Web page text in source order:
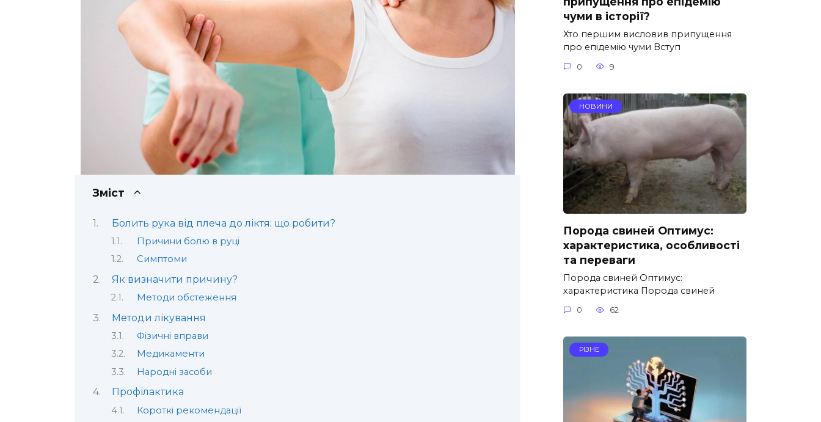
Зміст
Болить рука від плеча до ліктя: що робити?
Причини болю в руці
Симптоми
Як визначити причину?
Методи обстеження
Методи лікування
Фізичні вправи
Медикаменти
Народні засоби
Профілактика
Короткі рекомендації
чуми в історії?
Хто першим висловив припущення
про епідемію чуми Вступ
0 9
НОВИНИ
Порода свиней Оптимус:
характеристика, особливості
та переваги
Порода свиней Оптимус:
характеристика Порода свиней
0 62
РІЗНЕ